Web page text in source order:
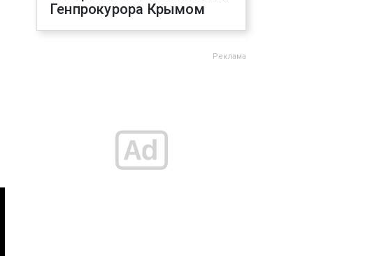
Генпрокурора Крымом